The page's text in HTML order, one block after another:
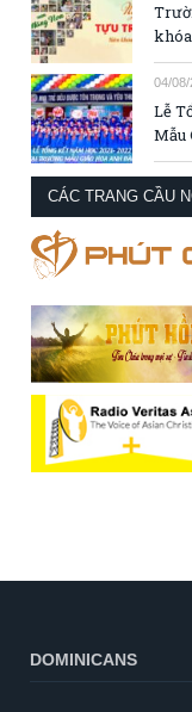
04/08/
Lễ
Mẫu
CÁC TRANG CẦU
DOMINICANS